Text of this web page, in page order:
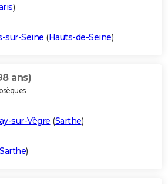
)
sur-Seine (Hauts-de-Seine)
ans)
sur-Vègre (Sarthe)
Sarthe)